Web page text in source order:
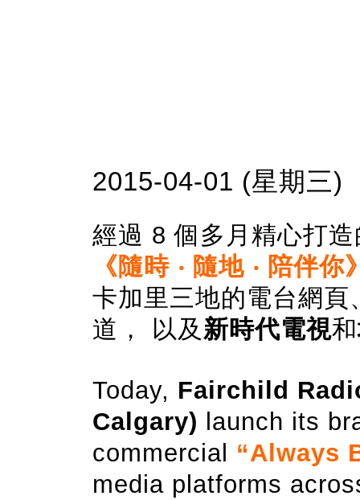
2015-04-01 (星期三)
經過 8 個多月 精心打造
《隨時 ‧ 隨地 ‧ 陪伴你
卡加里三地的電台網
道， 以及 新時代電視和
Today, Fairchild
Calgary) launch its
commercial “Always
media platforms